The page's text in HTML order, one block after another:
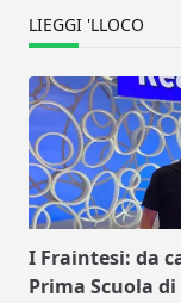
LIEGGI 'LLOCO
I Fraintesi: da
Prima Scuola